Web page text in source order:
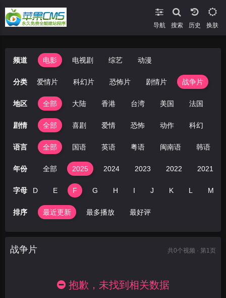
导航 搜索 换肤
频道 电影 电视剧 综艺 动漫
分类
喜剧片 爱情片 科幻片 恐怖片 剧情片 战争片
地区 全部 大陆 香港 台湾 美国 法国
剧情 全部 喜剧 爱情 恐怖 动作 科幻
语言 全部 国语 英语 粤语 闽南语 韩语
年份 全部 2025 2024 2023 2022 2021
字母
C D E F G H I J K L M
排序 最近更新 最多播放 最好评
战争片 共0个视频 · 第1页
抱歉，未找到相关数据